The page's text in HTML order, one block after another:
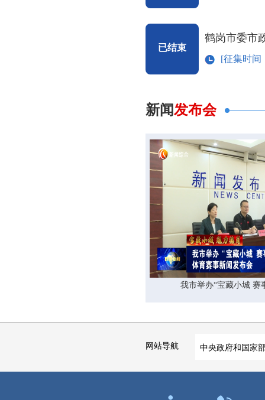
已结束
鹤岗市委市
[征集时间
新闻发布会
我市举办“宝藏小城 赛
网站导航 中央政府和国家